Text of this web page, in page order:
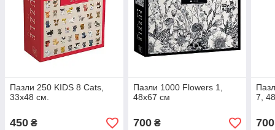
Пазли 250 KIDS 8 Cats,
33х48 см.
450 ₴
Пазли 1000 Flowers 1,
48х67 см
700₴
7,
700